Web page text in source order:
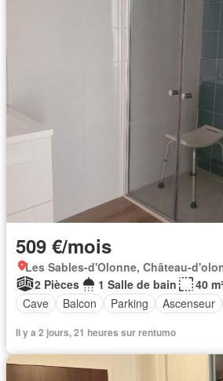
509 €/mois
Les Sables-d'Olonne, Château-
2 Pièces
1 Salle de bain
40
Cave
Balcon Parking Ascenseur
Il y a 2 jours, 21 heures sur rentumo